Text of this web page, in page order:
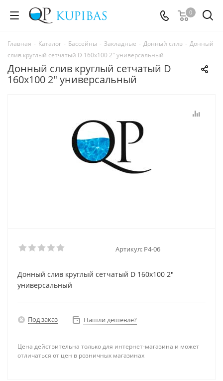
0
Главная - Каталог - Бассейны - Закладные - Донный слив - Донный
слив круглый сетчатый D 160х100 2" универсальный
Донный слив круглый сетчатый D
160х100 2" универсальный
Артикул: P4-06
Донный слив круглый сетчатый D 160х100 2"
универсальный
Под заказ Нашли дешевле?
Цена действительна только для интернет-магазина и может
отличаться от цен в розничных магазинах